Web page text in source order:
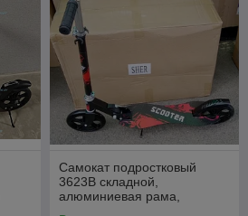
Самокат подростковый
3623B складной,
алюминиевая рама,